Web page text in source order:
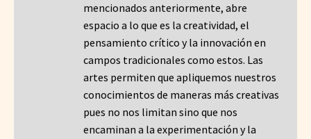
mencionados anteriormente, abre
espacio a lo que es la creatividad, el
pensamiento crítico y la innovación en
campos tradicionales como estos. Las
artes permiten que apliquemos nuestros
conocimientos de maneras más creativas
pues no nos limitan sino que nos
encaminan a la experimentación y la